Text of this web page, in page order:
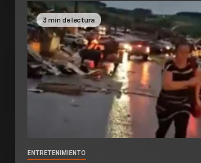
3 min de lectura
ENTRETENIMIENTO